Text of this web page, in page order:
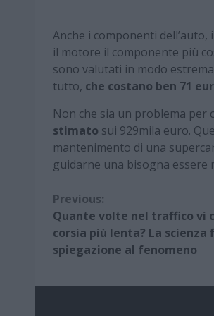
Anche i componenti
il motore il componente più
sono valutati in modo
tutto, che costano ben 71
Non che sia un problema per
stimato sui 929mila euro.
mantenimento di una
guidarne una bisogna essere
Continue
Reading
Previous:
Quante volte nel traffico vi
corsia più lenta? La
spiegazione al fenomeno